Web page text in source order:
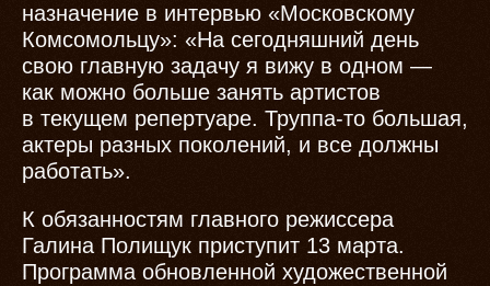
назначение в интервью «Московскому
Комсомольцу»: «На сегодняшний день
свою главную задачу я вижу в одном —
как можно больше занять артистов
в текущем репертуаре. Труппа-то большая,
актеры разных поколений, и все должны
работать».
К обязанностям главного режиссера
Галина Полищук приступит 13 марта.
Программа обновленной художественной